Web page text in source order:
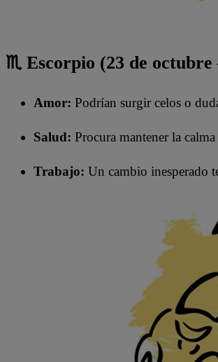
♏ Escorpio (23 de
Amor: Podrían surgir celos o
Salud: Procura mantener la
Trabajo: Un cambio inesperado